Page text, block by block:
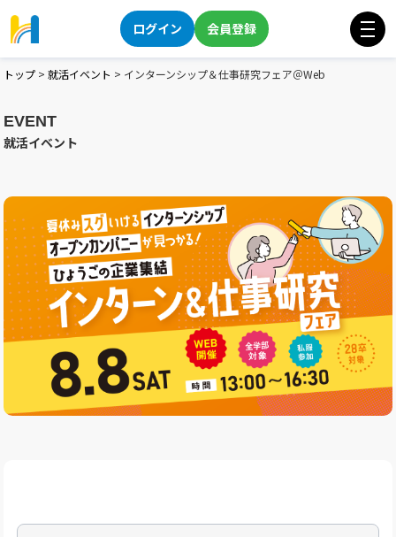
ログイン 会員登録
トップ > 就活イベント > インターンシップ＆仕事研究フェア＠Web
EVENT
就活イベント